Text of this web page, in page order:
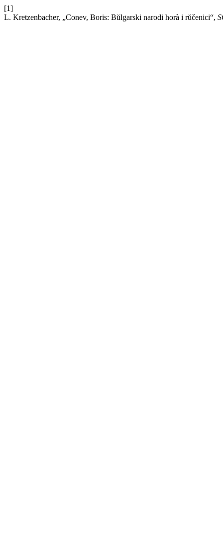
[1]
L. Kretzenbacher, „Conev, Boris: Bŭlgarski narodi horà i rŭčenici“,